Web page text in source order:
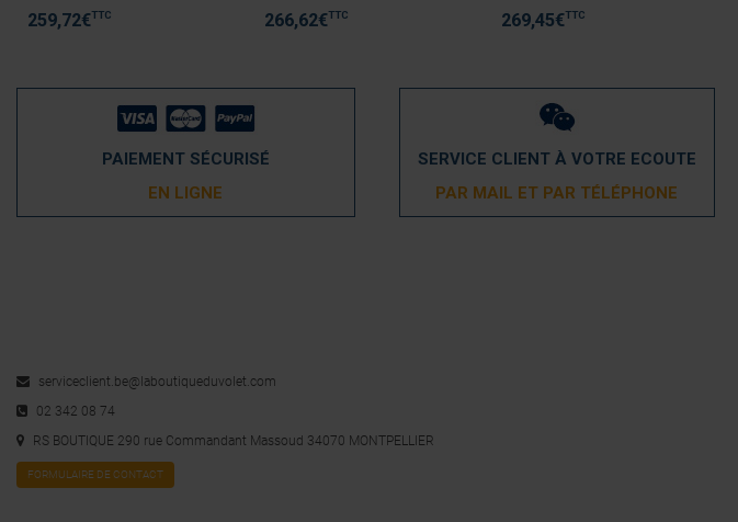
259,72€TTC 266,62€TTC 269,45€TTC
PAIEMENT SÉCURISÉ
EN LIGNE
SERVICE CLIENT À VOTRE ECOUTE
PAR MAIL ET PAR TÉLÉPHONE
serviceclient.be@laboutiqueduvolet.com
02 342 08 74
RS BOUTIQUE 290 rue Commandant Massoud 34070 MONTPELLIER
FORMULAIRE DE CONTACT